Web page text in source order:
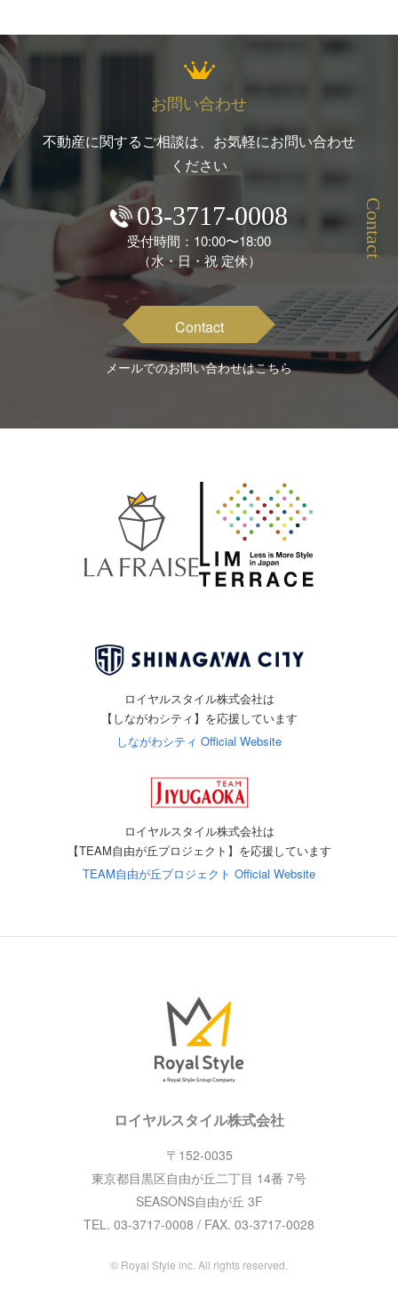
Contact
お問い合わせ
不動産に関するご相談は、お気軽にお問い合わせ
ください
03-3717-0008
受付時間：10:00〜18:00
（水・日・祝 定休）
Contact
メールでのお問い合わせはこちら
ロイヤルスタイル株式会社は
【しながわシティ】を応援しています
しながわシティ Official Website
ロイヤルスタイル株式会社は
【TEAM自由が丘プロジェクト】を応援しています
TEAM自由が丘プロジェクト Official Website
ロイヤルスタイル株式会社
〒152-0035
東京都目黒区自由が丘二丁目 14番 7号
SEASONS自由が丘 3F
TEL. 03-3717-0008 / FAX. 03-3717-0028
© Royal Style inc. All rights reserved.